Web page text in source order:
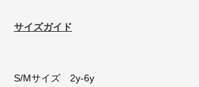
サイズガイド
S/Mサイズ 2y-6y